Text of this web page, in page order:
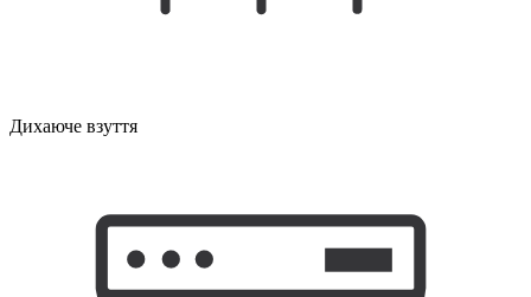
Дихаюче взуття